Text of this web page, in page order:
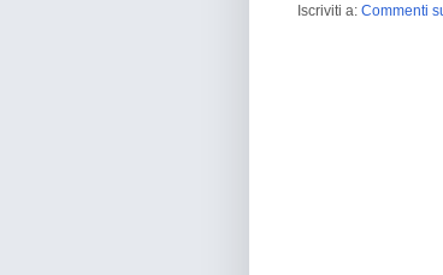
Iscriviti a: Commenti